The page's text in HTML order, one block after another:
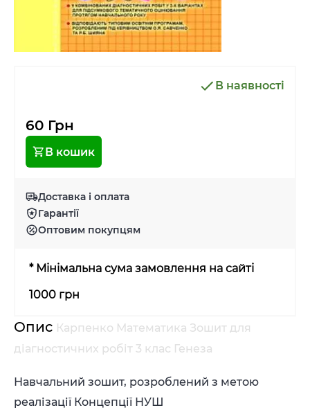
В наявності
60 Грн
В кошик
Доставка і оплата
Гарантії
Оптовим покупцям
* Мінімальна сума замовлення на сайті
1000 грн
Опис Карпенко Математика Зошит для
діагностичних робіт 3 клас Генеза
Навчальний зошит, розроблений з метою
реалізації Концепції НУШ